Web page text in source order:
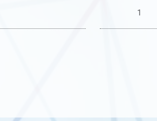
1